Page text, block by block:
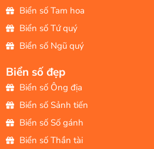
Biển số Tam hoa
Biển số Tứ quý
Biển số Ngũ quý
Biển số đẹp
Biển số Ông địa
Biển số Sảnh tiến
Biển số Số gánh
Biển số Thần tài